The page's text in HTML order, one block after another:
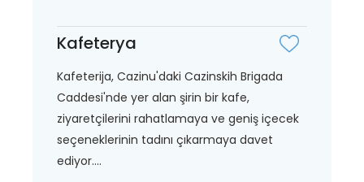
Kafeterya
Kafeterija, Cazinu'daki Cazinskih Brigada
Caddesi'nde yer alan şirin bir kafe,
ziyaretçilerini rahatlamaya ve geniş içecek
seçeneklerinin tadını çıkarmaya davet
ediyor....